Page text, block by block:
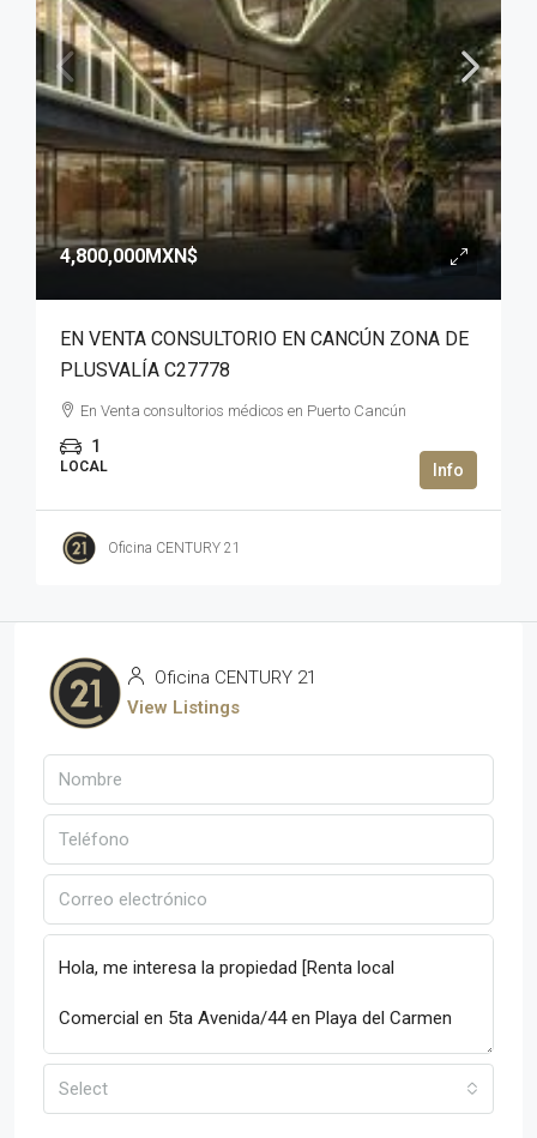
4,800,000MXN$
EN VENTA CONSULTORIO EN CANCÚN ZONA DE
PLUSVALÍA C27778
En Venta consultorios médicos en Puerto Cancún
1
LOCAL
Oficina CENTURY 21
Oficina CENTURY 21
View Listings
Select